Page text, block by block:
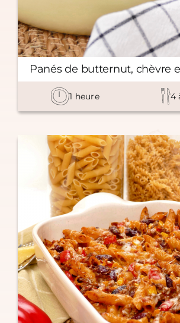
Panés de butternut, chèvre
1 heure 4